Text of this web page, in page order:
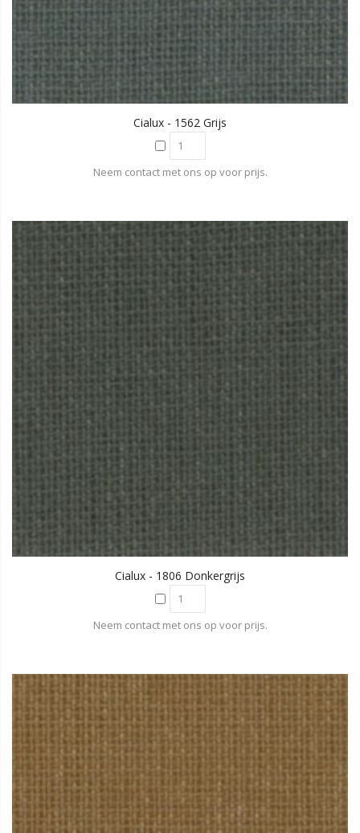
Cialux - 1562 Grijs
Neem contact met ons op voor prijs.
Cialux - 1806 Donkergrijs
Neem contact met ons op voor prijs.